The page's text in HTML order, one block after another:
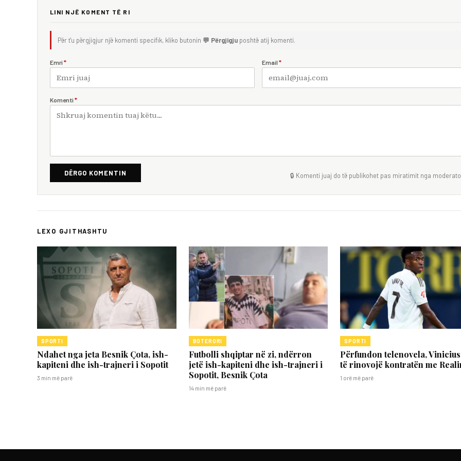
LINI NJË KOMENT TË RI
Për t'u përgjigjur një komenti specifik, kliko butonin 💬 Përgjigju poshtë atij komenti.
Emri * Email *
Komenti *
DËRGO KOMENTIN 🔒 Komenti juaj do të publikohet pas miratimit nga
LEXO GJITHASHTU
SPORTI
Ndahet nga jeta Besnik Çota, ish-
kapiteni dhe ish-trajneri i Sopotit
3 min më parë
BOTERORI
Futbolli shqiptar në zi, ndërron
jetë ish-kapiteni dhe ish-trajneri i
Sopotit, Besnik Çota
14 min më parë
SPORTI
Përfundon telenovela,
të rinovojë kontratën me
1 orë më parë